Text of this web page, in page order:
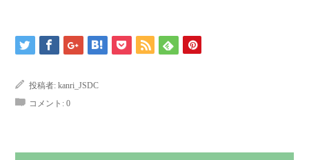
投稿者: kanri_JSDC
コメント: 0